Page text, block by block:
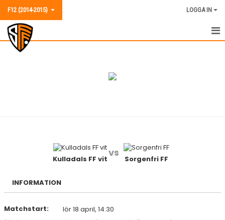
F12 (2014-2015) LOGGA IN
F12 (2014-2015)
KONTAKT
Kulladals FF vit
vs
Sorgenfri FF
INFORMATION
Matchstart:
lör 18 april, 14:30